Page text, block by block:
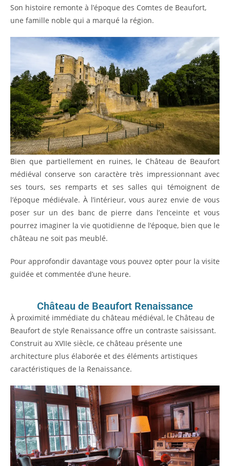
Son histoire remonte à l’époque des Comtes de Beaufort,
une famille noble qui a marqué la région.
Bien que partiellement en ruines, le Château de Beaufort
médiéval conserve son caractère très impressionnant avec
ses tours, ses remparts et ses salles qui témoignent de
l’époque médiévale. À l’intérieur, vous aurez envie de vous
poser sur un des banc de pierre dans l’enceinte et vous
pourrez imaginer la vie quotidienne de l’époque, bien que le
château ne soit pas meublé.
Pour approfondir davantage vous pouvez opter pour la visite
guidée et commentée d’une heure.
Château de Beaufort Renaissance
À proximité immédiate du château médiéval, le Château de
Beaufort de style Renaissance offre un contraste saisissant.
Construit au XVIIe siècle, ce château présente une
architecture plus élaborée et des éléments artistiques
caractéristiques de la Renaissance.